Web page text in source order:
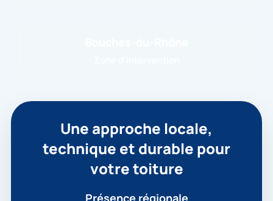
Une approche locale,
technique et durable pour
votre toiture
Présence régionale